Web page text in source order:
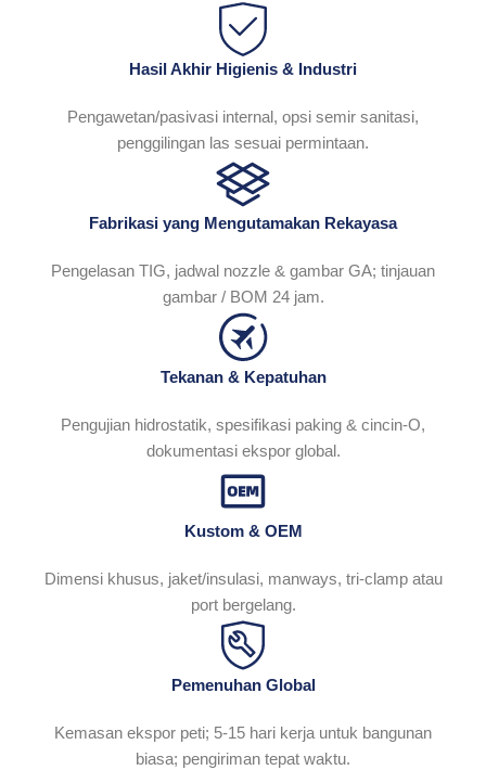
Hasil Akhir Higienis & Industri
Pengawetan/pasivasi internal, opsi semir sanitasi,
penggilingan las sesuai permintaan.
Fabrikasi yang Mengutamakan Rekayasa
Pengelasan TIG, jadwal nozzle & gambar GA; tinjauan
gambar / BOM 24 jam.
Tekanan & Kepatuhan
Pengujian hidrostatik, spesifikasi paking & cincin-O,
dokumentasi ekspor global.
Kustom & OEM
Dimensi khusus, jaket/insulasi, manways, tri-clamp atau
port bergelang.
Pemenuhan Global
Kemasan ekspor peti; 5-15 hari kerja untuk bangunan
biasa; pengiriman tepat waktu.